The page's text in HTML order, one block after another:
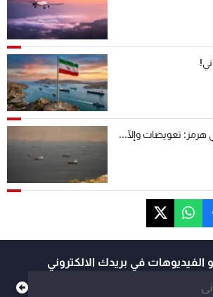
هرمز: تعويضات وإلّا...
و الفيديوهات في بريدك الالكتروني